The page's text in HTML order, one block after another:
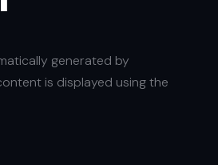
generated by
is displayed using the